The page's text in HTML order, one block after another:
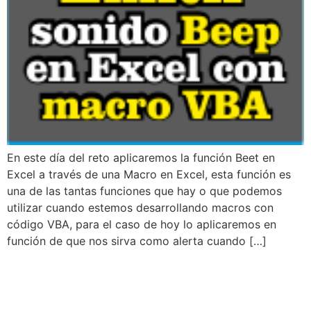
En este día del reto aplicaremos la función Beet en
Excel a través de una Macro en Excel, esta función es
una de las tantas funciones que hay o que podemos
utilizar cuando estemos desarrollando macros con
código VBA, para el caso de hoy lo aplicaremos en
función de que nos sirva como alerta cuando […]